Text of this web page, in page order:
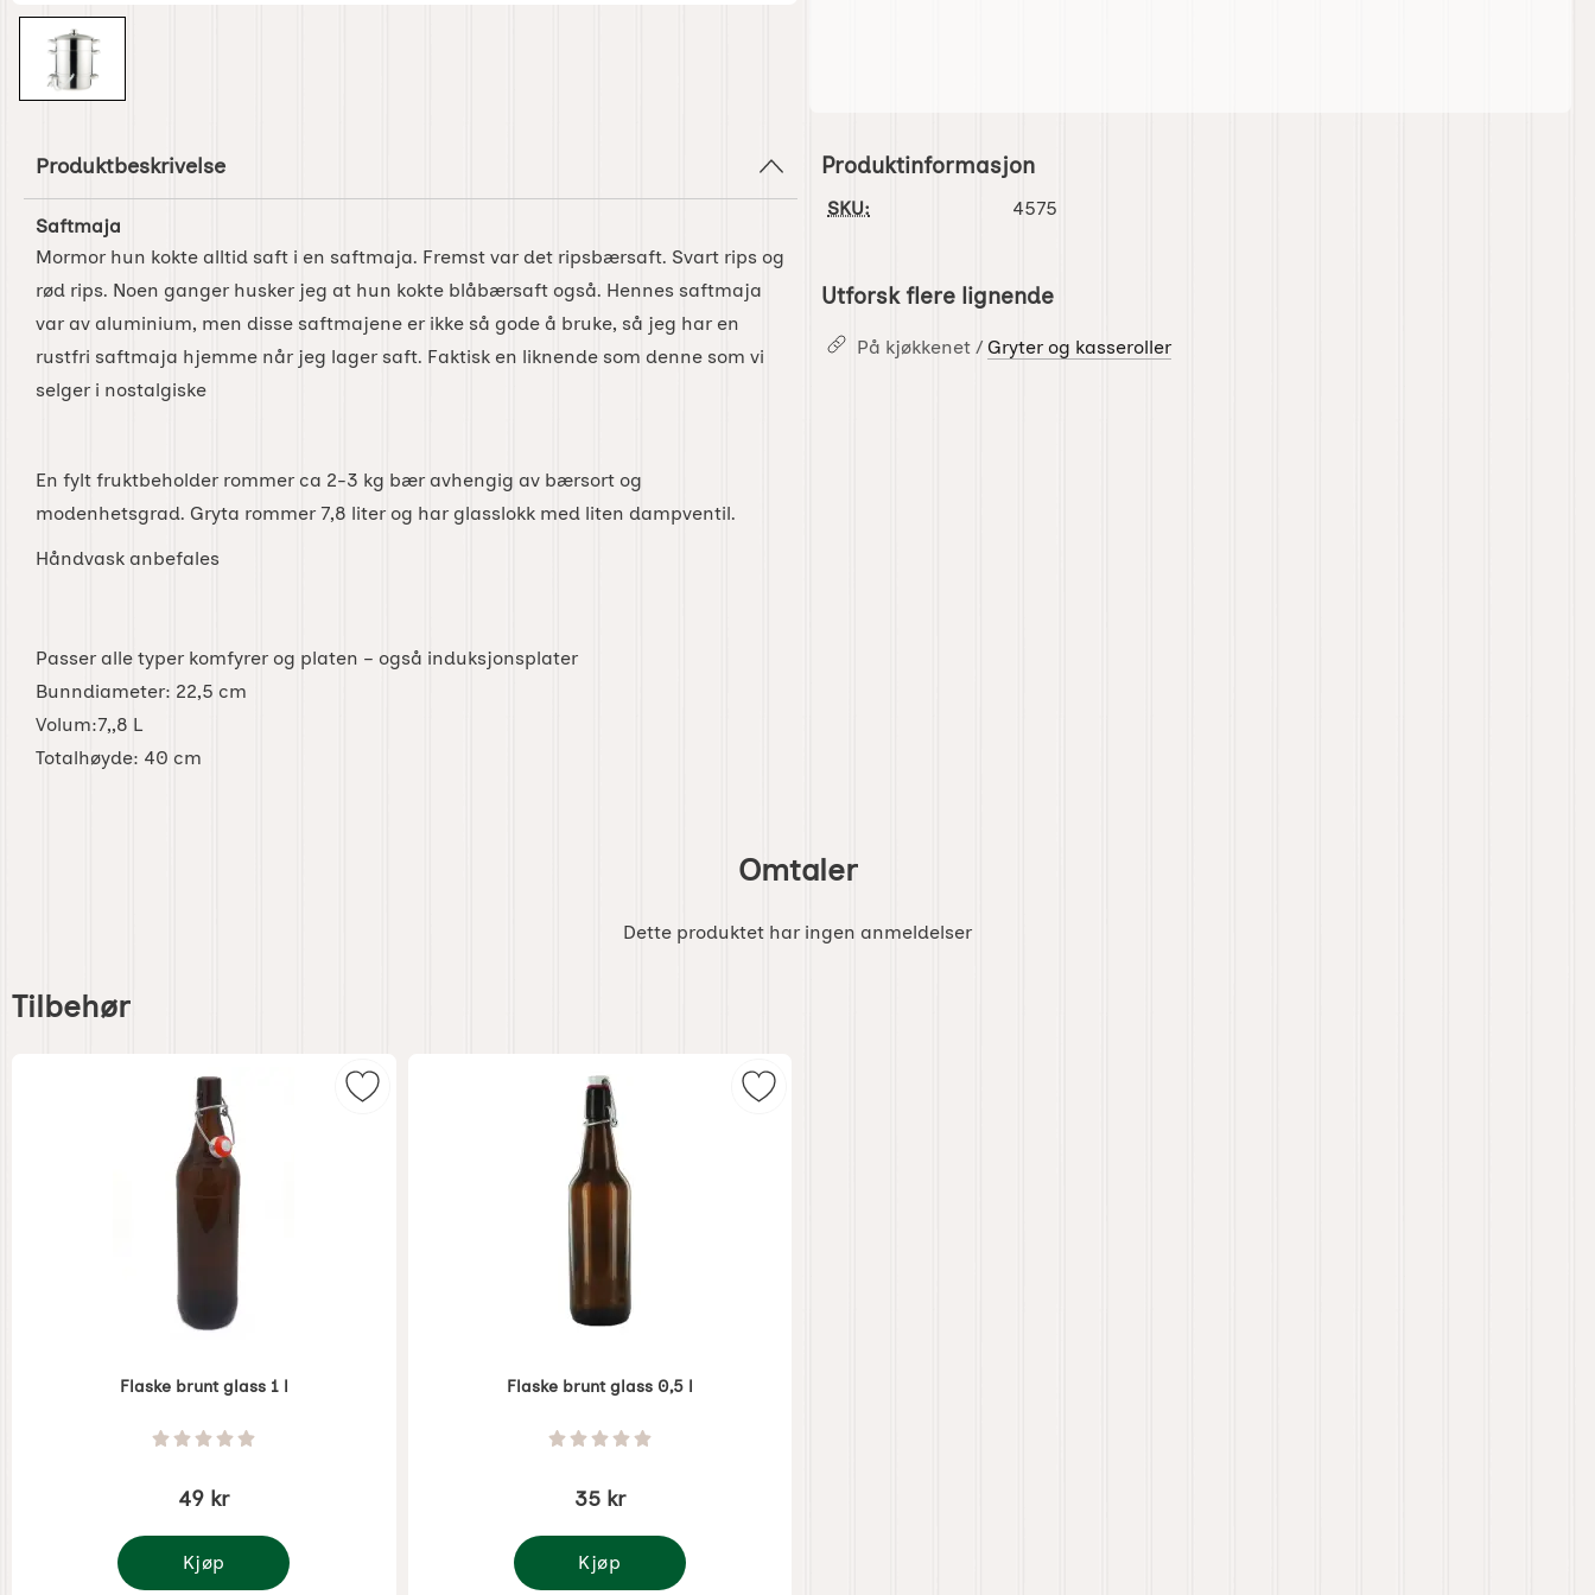
Produktbeskrivelse
Saftmaja
Mormor hun kokte alltid saft i en saftmaja. Fremst var det ripsbærsaft. Svart rips og
rød rips. Noen ganger husker jeg at hun kokte blåbærsaft også. Hennes saftmaja
var av aluminium, men disse saftmajene er ikke så gode å bruke, så jeg har en
rustfri saftmaja hjemme når jeg lager saft. Faktisk en liknende som denne som vi
selger i nostalgiske
En fylt fruktbeholder rommer ca 2-3 kg bær avhengig av bærsort og
modenhetsgrad. Gryta rommer 7,8 liter og har glasslokk med liten dampventil.
Håndvask anbefales
Passer alle typer komfyrer og platen – også induksjonsplater
Bunndiameter: 22,5 cm
Volum:7,,8 L
Totalhøyde: 40 cm
Produktinformasjon
SKU: 4575
Utforsk flere lignende
På kjøkkenet / Gryter og kasseroller
Omtaler
Dette produktet har ingen anmeldelser
over
tilbehør
Tilbehør
Flaske brunt glass 1 l
Varenummer 3285 Vurdering: 0 Stjerne av 5
49 kr
Kjøp
Flaske brunt glass 1 l
Merk flaske brunt glass 1 l som favoritt
Flaske brunt glass 0,5 l
Varenummer 3284 Vurdering: 0 Stjerne av 5
35 kr
Kjøp
Flaske brunt glass 0,5 l
Merk flaske brunt glass 0,5 l som favoritt